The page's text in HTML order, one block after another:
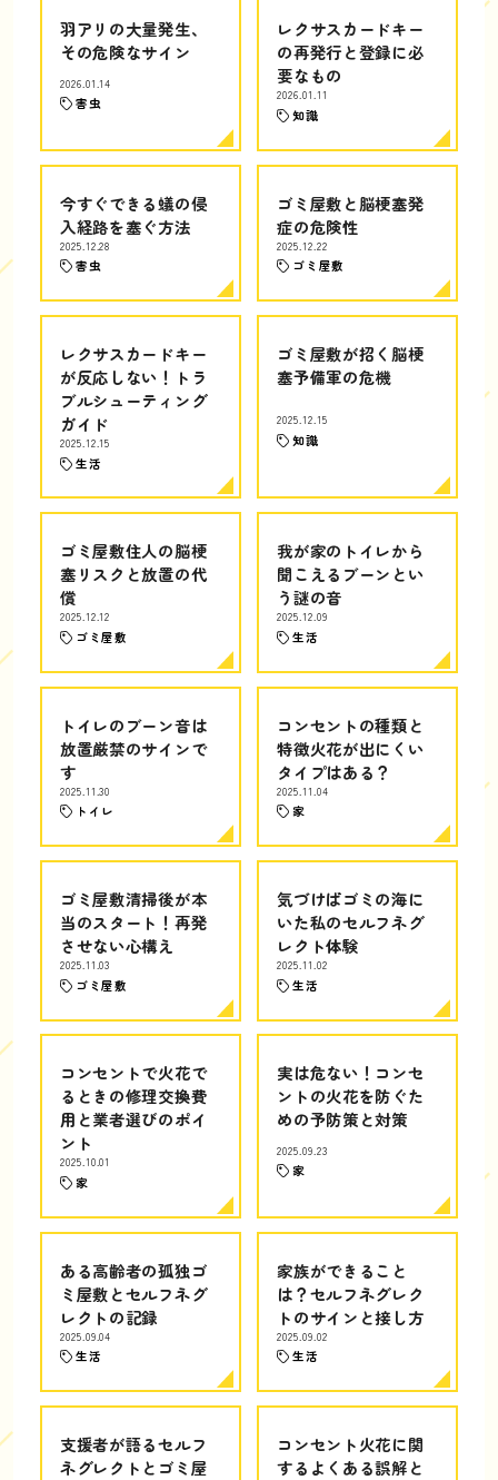
羽アリの大量発生、
その危険なサイン
2026.01.14
害虫
レクサスカードキー
の再発行と登録に必
要なもの
2026.01.11
知識
今すぐできる蟻の侵
入経路を塞ぐ方法
2025.12.28
害虫
ゴミ屋敷と脳梗塞発
症の危険性
2025.12.22
ゴミ屋敷
レクサスカードキー
が反応しない！トラ
ブルシューティング
ガイド
2025.12.15
生活
ゴミ屋敷が招く脳梗
塞予備軍の危機
2025.12.15
知識
ゴミ屋敷住人の脳梗
塞リスクと放置の代
償
2025.12.12
ゴミ屋敷
我が家のトイレから
聞こえるブーンとい
う謎の音
2025.12.09
生活
トイレのブーン音は
放置厳禁のサインで
す
2025.11.30
トイレ
コンセントの種類と
特徴火花が出にくい
タイプはある？
2025.11.04
家
ゴミ屋敷清掃後が本
当のスタート！再発
させない心構え
2025.11.03
ゴミ屋敷
気づけばゴミの海に
いた私のセルフネグ
レクト体験
2025.11.02
生活
コンセントで火花で
るときの修理交換費
用と業者選びのポイ
ント
2025.10.01
家
実は危ない！コンセ
ントの火花を防ぐた
めの予防策と対策
2025.09.23
家
ある高齢者の孤独ゴ
ミ屋敷とセルフネグ
レクトの記録
2025.09.04
生活
家族ができること
は？セルフネグレク
トのサインと接し方
2025.09.02
生活
支援者が語るセルフ
ネグレクトとゴミ屋
コンセント火花に関
するよくある誤解と